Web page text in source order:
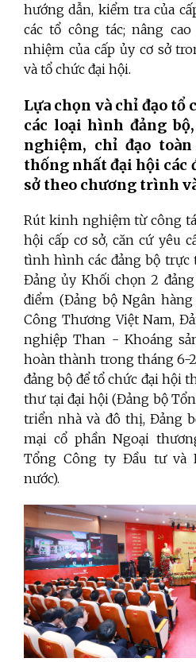
hướng dẫn, kiểm tra của
các tổ công tác; nâng
nhiệm của cấp ủy cơ sở
và tổ chức đại hội.
Lựa chọn và chỉ đạo tổ
các loại hình đảng
nghiệm, chỉ đạo
thống nhất đại hội các
sở theo chương trình
Rút kinh nghiệm từ công
hội cấp cơ sở, căn cứ yêu
tình hình các đảng bộ trực
Đảng ủy Khối chọn 2
điểm (Đảng bộ Ngân
Công Thương Việt Nam,
nghiệp Than - Khoáng
hoàn thành trong tháng 6-
đảng bộ để tổ chức đại hội
thư tại đại hội (Đảng bộ
triển nhà và đô thị, Đảng
mại cổ phần Ngoại
Tổng Công ty Đầu tư và
nước).